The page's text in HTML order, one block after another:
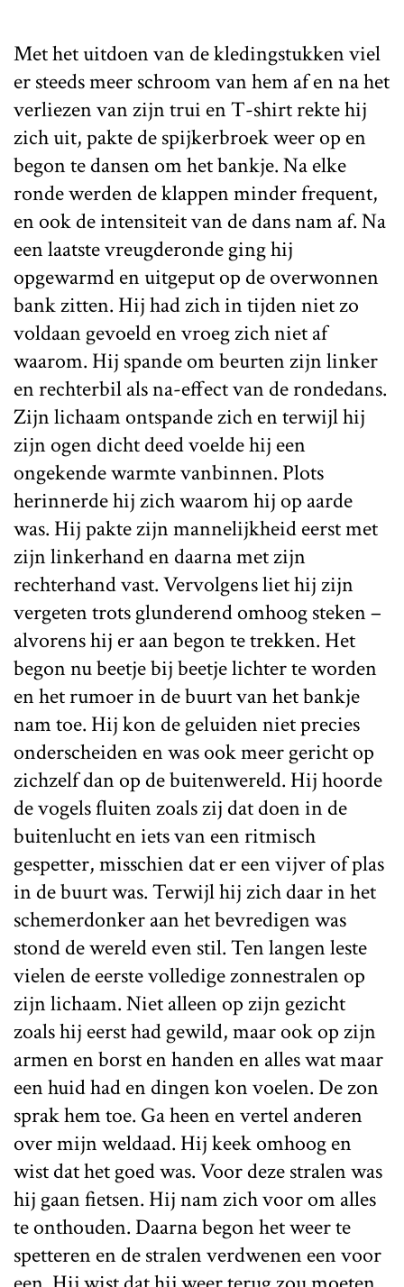
Met het uitdoen van de kledingstukken viel
er steeds meer schroom van hem af en na het
verliezen van zijn trui en T-shirt rekte hij
zich uit, pakte de spijkerbroek weer op en
begon te dansen om het bankje. Na elke
ronde werden de klappen minder frequent,
en ook de intensiteit van de dans nam af. Na
een laatste vreugderonde ging hij
opgewarmd en uitgeput op de overwonnen
bank zitten. Hij had zich in tijden niet zo
voldaan gevoeld en vroeg zich niet af
waarom. Hij spande om beurten zijn linker
en rechterbil als na-effect van de rondedans.
Zijn lichaam ontspande zich en terwijl hij
zijn ogen dicht deed voelde hij een
ongekende warmte vanbinnen. Plots
herinnerde hij zich waarom hij op aarde
was. Hij pakte zijn mannelijkheid eerst met
zijn linkerhand en daarna met zijn
rechterhand vast. Vervolgens liet hij zijn
vergeten trots glunderend omhoog steken –
alvorens hij er aan begon te trekken. Het
begon nu beetje bij beetje lichter te worden
en het rumoer in de buurt van het bankje
nam toe. Hij kon de geluiden niet precies
onderscheiden en was ook meer gericht op
zichzelf dan op de buitenwereld. Hij hoorde
de vogels fluiten zoals zij dat doen in de
buitenlucht en iets van een ritmisch
gespetter, misschien dat er een vijver of plas
in de buurt was. Terwijl hij zich daar in het
schemerdonker aan het bevredigen was
stond de wereld even stil. Ten langen leste
vielen de eerste volledige zonnestralen op
zijn lichaam. Niet alleen op zijn gezicht
zoals hij eerst had gewild, maar ook op zijn
armen en borst en handen en alles wat maar
een huid had en dingen kon voelen. De zon
sprak hem toe. Ga heen en vertel anderen
over mijn weldaad. Hij keek omhoog en
wist dat het goed was. Voor deze stralen was
hij gaan fietsen. Hij nam zich voor om alles
te onthouden. Daarna begon het weer te
spetteren en de stralen verdwenen een voor